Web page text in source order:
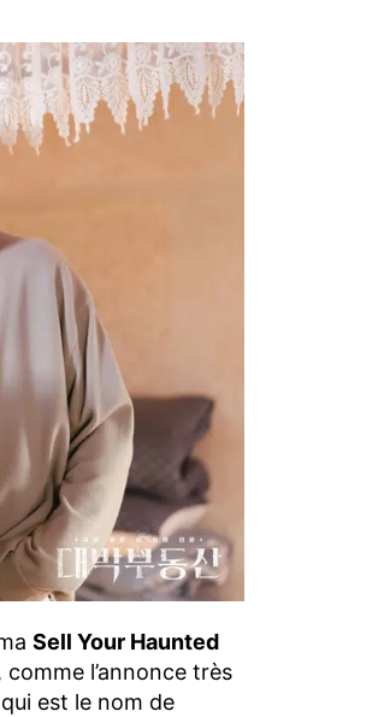
Sell Your Haunted
l’annonce très
est le nom de